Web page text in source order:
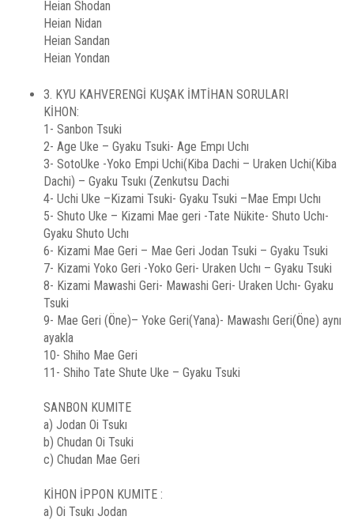
Heian Shodan
Heian Nidan
Heian Sandan
Heian Yondan
3. KYU KAHVERENGİ KUŞAK İMTİHAN SORULARI
KİHON:
1- Sanbon Tsuki
2- Age Uke – Gyaku Tsuki- Age Empı Uchı
3- SotoUke -Yoko Empi Uchi(Kiba Dachi – Uraken Uchi(Kiba
Dachi) – Gyaku Tsukı (Zenkutsu Dachi
4- Uchi Uke –Kizami Tsuki- Gyaku Tsuki –Mae Empı Uchı
5- Shuto Uke – Kizami Mae geri -Tate Nükite- Shuto Uchı-
Gyaku Shuto Uchı
6- Kizami Mae Geri – Mae Geri Jodan Tsuki – Gyaku Tsuki
7- Kizami Yoko Geri -Yoko Geri- Uraken Uchı – Gyaku Tsuki
8- Kizami Mawashi Geri- Mawashi Geri- Uraken Uchı- Gyaku
Tsuki
9- Mae Geri (Öne)– Yoke Geri(Yana)- Mawashı Geri(Öne) aynı
ayakla
10- Shiho Mae Geri
11- Shiho Tate Shute Uke – Gyaku Tsuki
SANBON KUMITE
a) Jodan Oi Tsukı
b) Chudan Oi Tsuki
c) Chudan Mae Geri
KİHON İPPON KUMITE :
a) Oi Tsukı Jodan